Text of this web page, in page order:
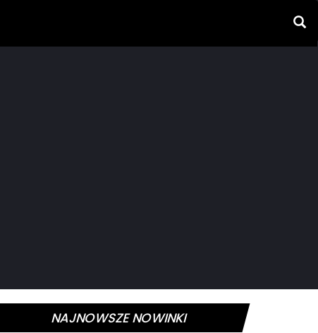
NAJNOWSZE NOWINKI